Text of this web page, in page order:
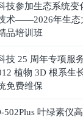
技参加生态系统变
术——2026年生态
品培训班
技 25 周年专项服务
植物 3D 根系生
免费维保
叶绿素仪